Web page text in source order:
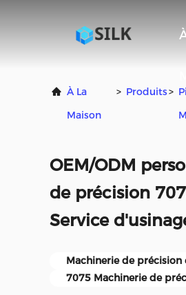
À La
Maison
> Produits>
OEM/ODM
de précision
Service
Machinerie de
7075 Machinerie de